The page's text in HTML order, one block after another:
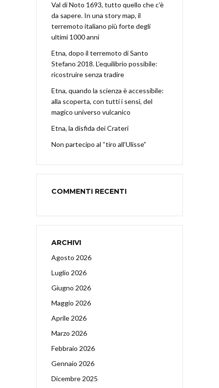
Val di Noto 1693, tutto quello che c’è
da sapere. In una story map, il
terremoto italiano più forte degli
ultimi 1000 anni
Etna, dopo il terremoto di Santo
Stefano 2018. L’equilibrio possibile:
ricostruire senza tradire
Etna, quando la scienza è accessibile:
alla scoperta, con tutti i sensi, del
magico universo vulcanico
Etna, la disfida dei Crateri
Non partecipo al “tiro all’Ulisse”
COMMENTI RECENTI
ARCHIVI
Agosto 2026
Luglio 2026
Giugno 2026
Maggio 2026
Aprile 2026
Marzo 2026
Febbraio 2026
Gennaio 2026
Dicembre 2025